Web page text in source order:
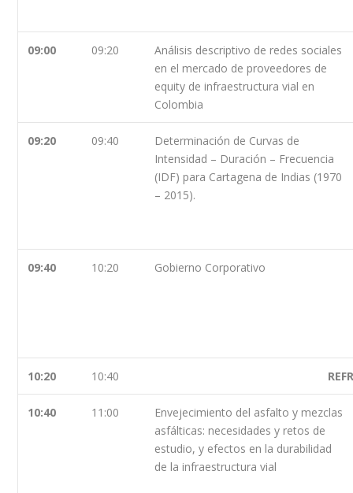
09:00 09:20
Análisis descriptivo de redes sociales
en el mercado de proveedores de
equity de infraestructura vial en
Colombia
09:20 09:40
Determinación de Curvas de
Intensidad – Duración – Frecuencia
(IDF) para Cartagena de Indias (1970
– 2015).
09:40 10:20 Gobierno Corporativo
10:20 10:40
10:40 11:00
Envejecimiento del asfalto y mezclas
asfálticas: necesidades y retos de
estudio, y efectos en la durabilidad
de la infraestructura vial